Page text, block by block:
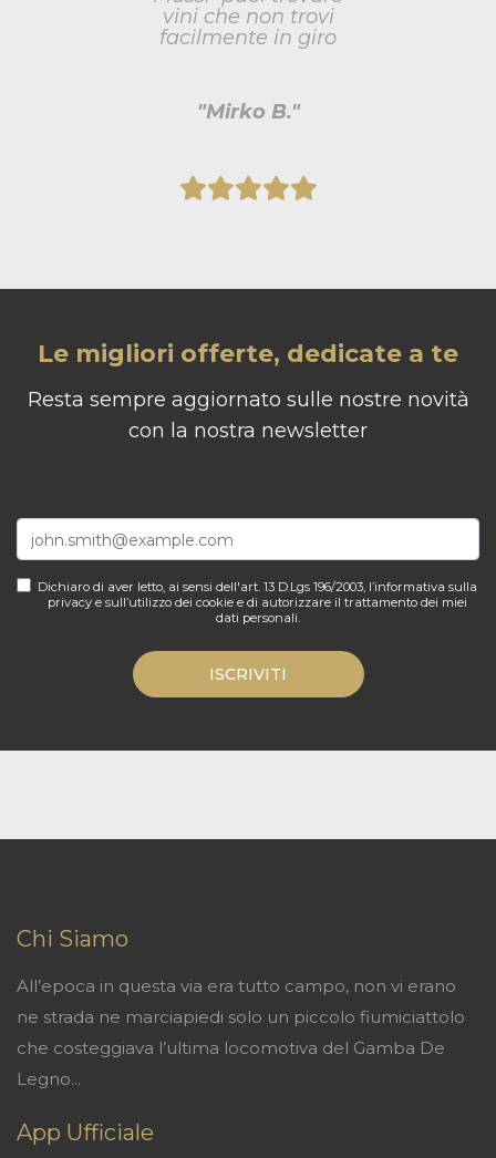
vini che non trovi
facilmente in giro
Le migliori offerte, dedicate a te
Resta sempre aggiornato sulle nostre novità
con la nostra newsletter
Dichiaro di aver letto, ai sensi dell'art. 13 D.Lgs 196/2003, l’informativa sulla
privacy e sull’utilizzo dei cookie e di autorizzare il trattamento dei miei
dati personali.
ISCRIVITI
Chi Siamo
All’epoca in questa via era tutto campo, non vi erano
ne strada ne marciapiedi solo un piccolo fiumiciattolo
che costeggiava l’ultima locomotiva del Gamba De
Legno...
App Ufficiale